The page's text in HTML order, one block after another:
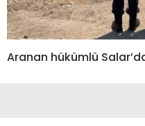
Aranan hükümlü